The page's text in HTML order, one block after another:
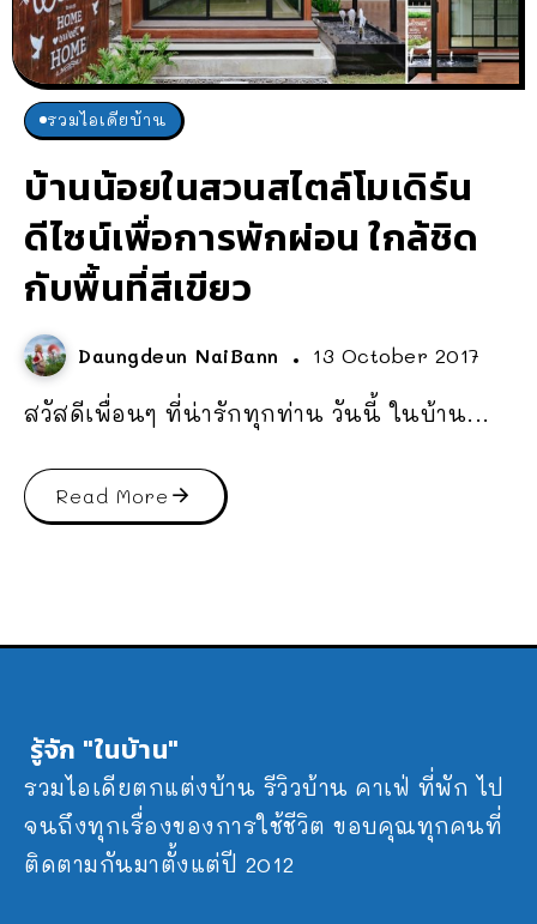
รวมไอเดียบ้าน
บ้านน้อยในสวนสไตล์โมเดิร์น
ดีไซน์เพื่อการพักผ่อน ใกล้ชิด
กับพื้นที่สีเขียว
Daungdeun NaiBann 13 October 2017
สวัสดีเพื่อนๆ ที่น่ารักทุกท่าน วันนี้ ในบ้าน...
Read More
รู้จัก "ในบ้าน"
รวมไอเดียตกแต่งบ้าน รีวิวบ้าน คาเฟ่ ที่พัก ไป
จนถึงทุกเรื่องของการใช้ชีวิต ขอบคุณทุกคนที่
ติดตามกันมาตั้งแต่ปี 2012